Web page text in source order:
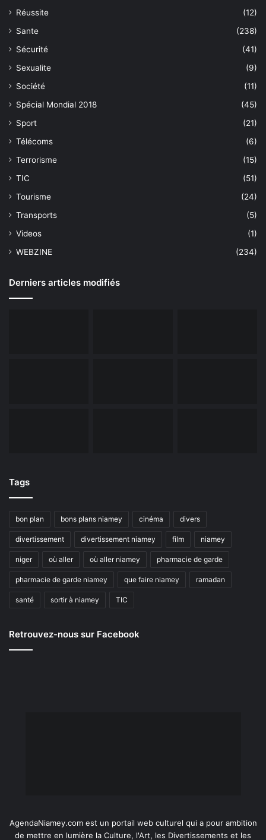
Réussite
(12)
Sante
(238)
Sécurité
(41)
Sexualite
(9)
Société
(11)
Spécial Mondial 2018
(45)
Sport
(21)
Télécoms
(6)
Terrorisme
(15)
TIC
(51)
Tourisme
(24)
Transports
(5)
Videos
(1)
WEBZINE
(234)
Derniers articles modifiés
Tags
bon plan bons plans niamey cinéma divers
divertissement divertissement niamey film niamey
niger où aller où aller niamey pharmacie de garde
pharmacie de garde niamey que faire niamey ramadan
santé sortir à niamey TIC
Retrouvez-nous sur Facebook
AgendaNiamey.com est un portail web culturel qui a pour ambition
de mettre en lumière la Culture, l'Art, les Divertissements et les